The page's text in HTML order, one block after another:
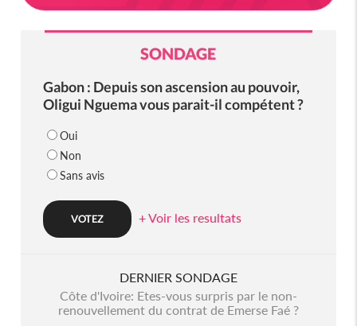
SONDAGE
Gabon : Depuis son ascension au pouvoir,
Oligui Nguema vous parait-il compétent ?
Oui
Non
Sans avis
+ Voir les resultats
DERNIER SONDAGE
Côte d'Ivoire: Etes-vous surpris par le non-
renouvellement du contrat de Emerse Faé ?